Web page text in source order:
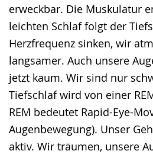
erweckbar. Die Muskulatur
leichten Schlaf folgt der
Herzfrequenz sinken, wir
langsamer. Auch unsere
jetzt kaum. Wir sind nur
Tiefschlaf wird von einer
REM bedeutet Rapid-Eye-
Augenbewegung). Unser
aktiv. Wir träumen, unsere